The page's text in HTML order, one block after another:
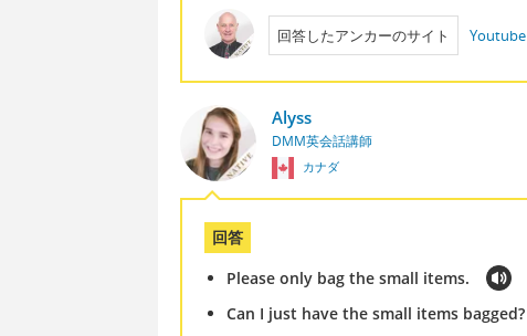
回答したアンカーのサイト Youtube
Alyss
DMM英会話講師
カナダ
回答
Please only bag the small items.
Can I just have the small items bagged?